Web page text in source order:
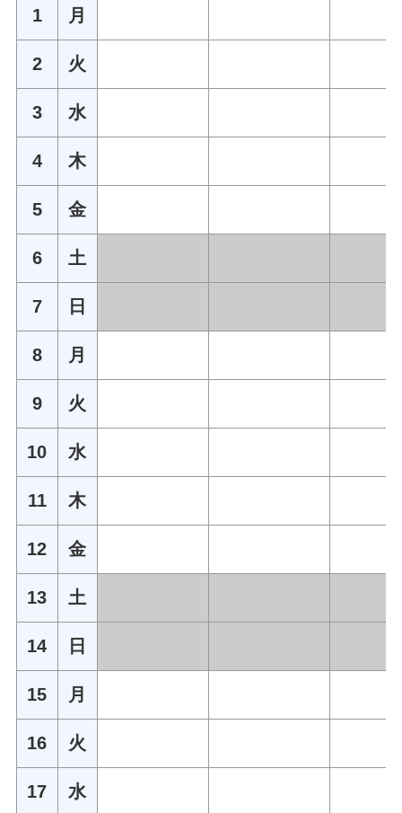
1 月
2 火
3 水
4 木
5 金
6 土
7 日
8 月
9 火
10 水
11 木
12 金
13 土
14 日
15 月
16 火
17 水